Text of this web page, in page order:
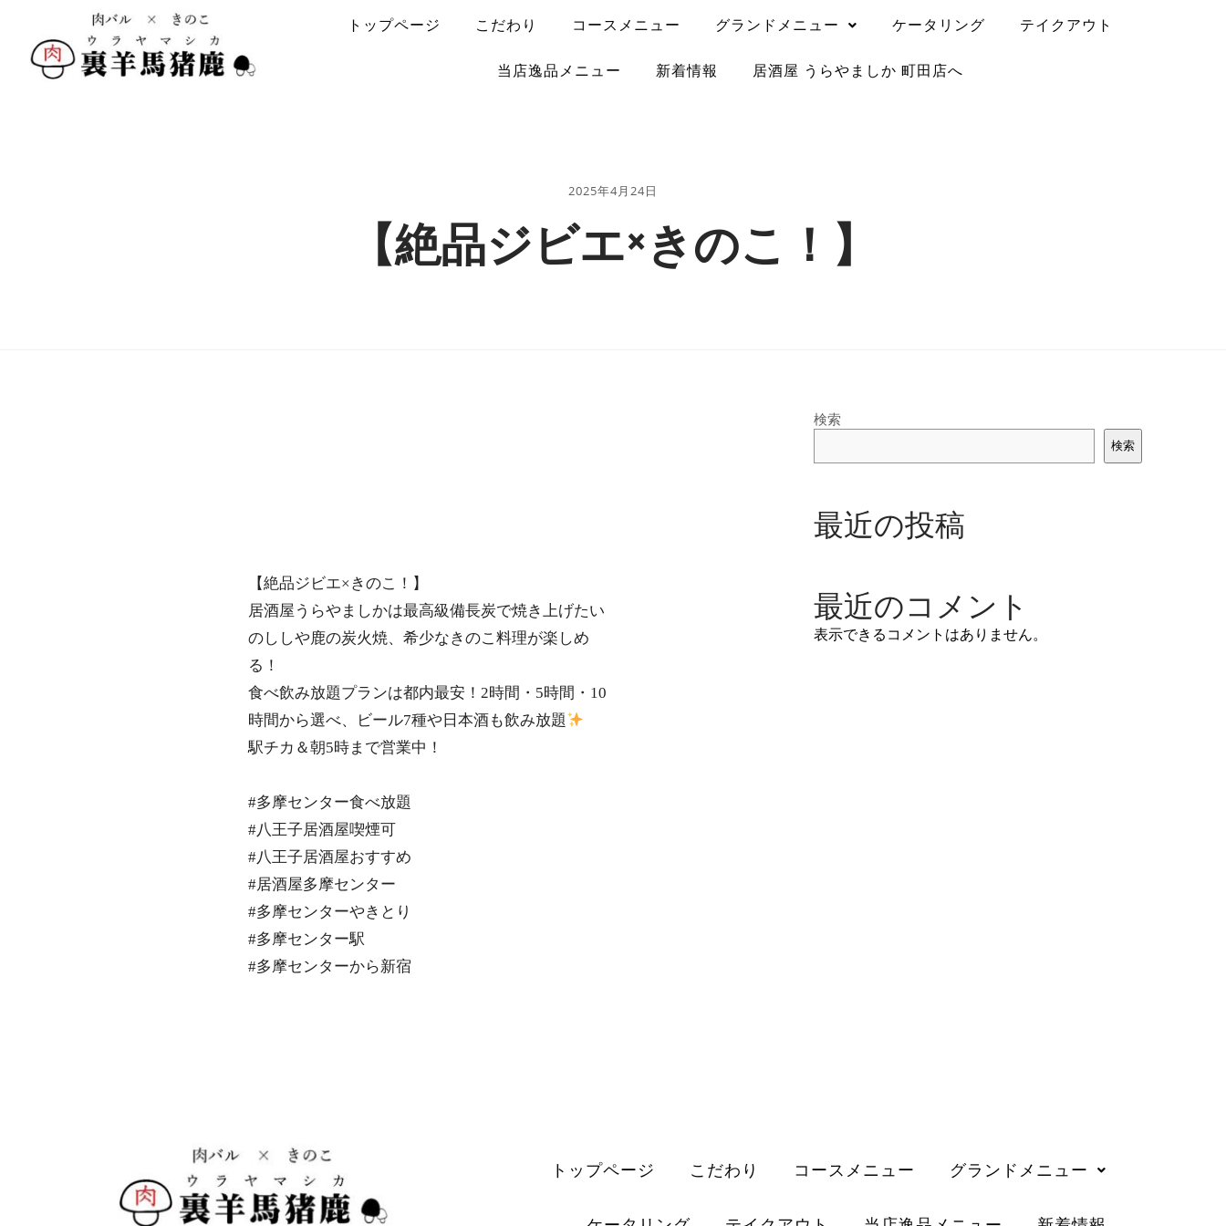
トップページ こだわり コースメニュー グランドメニュー ケータリング テイクアウト
当店逸品メニュー 新着情報 居酒屋 うらやましか 町田店へ
2025年4月24日
【絶品ジビエ×きのこ！】
【絶品ジビエ×きのこ！】
居酒屋うらやましかは最高級備長炭で焼き上げたい
のししや鹿の炭火焼、希少なきのこ料理が楽しめ
る！
食べ飲み放題プランは都内最安！2時間・5時間・10
時間から選べ、ビール7種や日本酒も飲み放題
駅チカ＆朝5時まで営業中！
#多摩センター食べ放題
#八王子居酒屋喫煙可
#八王子居酒屋おすすめ
#居酒屋多摩センター
#多摩センターやきとり
#多摩センター駅
#多摩センターから新宿
検索
検索
最近の投稿
最近のコメント
表示できるコメントはありません。
トップページ こだわり コースメニュー グランドメニュー